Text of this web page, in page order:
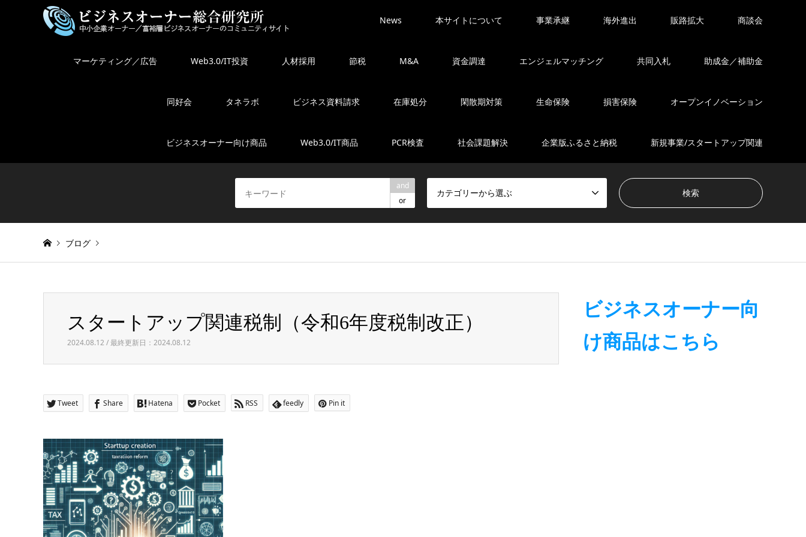
News 本サイトについて 事業承継 海外進出 販路拡大 商談会
マーケティング／広告 Web3.0/IT投資 人材採用 節税 M&A 資金調達 エンジェルマッチング 共同入札 助成金／補助金
同好会 タネラボ ビジネス資料請求 在庫処分 閑散期対策 生命保険 損害保険 オープンイノベーション
ビジネスオーナー向け商品 Web3.0/IT商品 PCR検査 社会課題解決 企業版ふるさと納税 新規事業/スタートアップ関連
and
or
カテゴリーから選ぶ
ブログ
スタートアップ関連税制（令和6年度税制改正）
スタートアップ関連税制（令和6年度税制改正）
2024.08.12 / 最終更新日：2024.08.12
Tweet Share Hatena Pocket RSS feedly Pin it
ビジネスオーナー向
け商品はこちら